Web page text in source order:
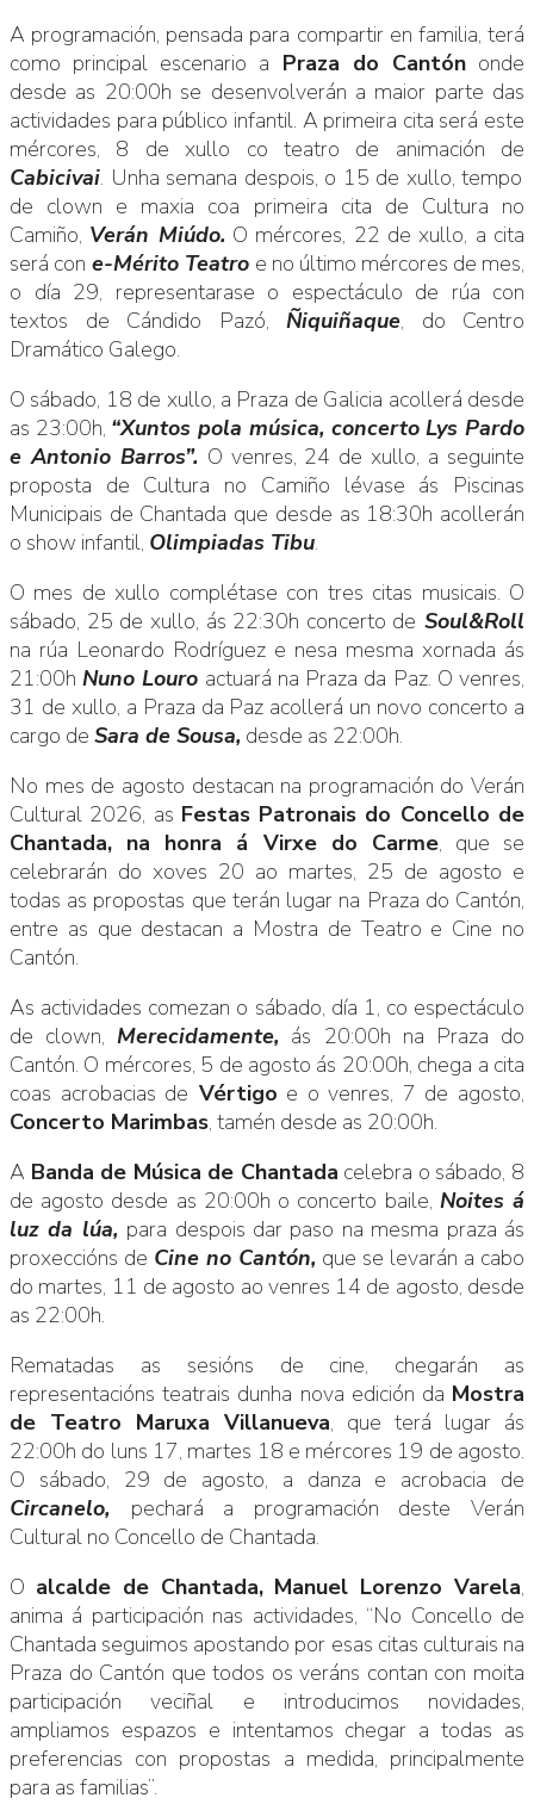
A programación, pensada para compartir en familia, terá
como principal escenario a Praza do Cantónonde
desde as 20:00h se desenvolverán a maior parte das
actividades para público infantil. A primeira cita será este
mércores, 8 de xullo co teatro de animación de
Cabicivai. Unha semana despois, o 15 de xullo, tempo
de clown e maxia coa primeira cita de Cultura no
Camiño, Verán Miúdo.O mércores, 22 de xullo, a cita
será con e-Mérito Teatro e no último mércores de mes,
o día 29, representarase o espectáculo de rúa con
textos de Cándido Pazó, Ñiquiñaque, do Centro
Dramático Galego.
O sábado, 18 de xullo, a Praza de Galicia acollerá desde
as 23:00h, “Xuntos pola música, concerto Lys Pardo
e Antonio Barros”. O venres, 24 de xullo, a seguinte
proposta de Cultura no Camiño lévase ás Piscinas
Municipais de Chantada que desde as 18:30h acollerán
o show infantil, Olimpiadas Tibu.
O mes de xullo complétase con tres citas musicais. O
sábado, 25 de xullo, ás 22:30h concerto de Soul&Roll
na rúa Leonardo Rodríguez e nesa mesma xornada ás
21:00hNuno Louro actuará na Praza da Paz. O venres,
31 de xullo, a Praza da Paz acollerá un novo concerto a
cargo de Sara de Sousa, desde as 22:00h.
No mes de agosto destacan na programación do Verán
Cultural 2026, as Festas Patronais do Concello de
Chantada, na honra á Virxe do Carme, que se
celebrarán do xoves 20 ao martes, 25 de agosto e
todas as propostas que terán lugar na Praza do Cantón,
entre as que destacan a Mostra de Teatro e Cine no
Cantón.
As actividades comezan o sábado, día 1, co espectáculo
de clown,Merecidamente, ás 20:00h na Praza do
Cantón. O mércores, 5 de agosto ás 20:00h, chega a cita
coas acrobacias de Vértigo e o venres, 7 de agosto,
Concerto Marimbas, tamén desde as 20:00h.
A Banda de Música de Chantada celebra o sábado, 8
de agosto desde as 20:00h o concerto baile, Noites á
luz da lúa, para despois dar paso na mesma praza ás
proxeccións de Cine no Cantón, que se levarán a cabo
do martes, 11 de agosto ao venres 14 de agosto, desde
as 22:00h.
Rematadas as sesións de cine, chegarán as
representacións teatrais dunha nova edición da Mostra
de Teatro Maruxa Villanueva, que terá lugar ás
22:00h do luns 17, martes 18 e mércores 19 de agosto.
O sábado, 29 de agosto, a danza e acrobacia de
Circanelo, pechará a programación deste Verán
Cultural no Concello de Chantada.
O alcalde de Chantada, Manuel Lorenzo Varela,
anima á participación nas actividades, “No Concello de
Chantada seguimos apostando por esas citas culturais na
Praza do Cantón que todos os veráns contan con moita
participación veciñal e introducimos novidades,
ampliamos espazos e intentamos chegar a todas as
preferencias con propostas a medida, principalmente
para as familias”.